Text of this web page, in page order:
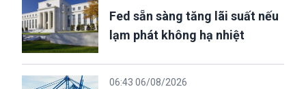
Fed sẵn sàng tăng lãi suất nếu
lạm phát không hạ nhiệt
06:43 06/08/2026